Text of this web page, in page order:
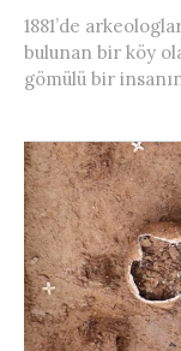
1881’de
bulunan bir köy
gömülü bir